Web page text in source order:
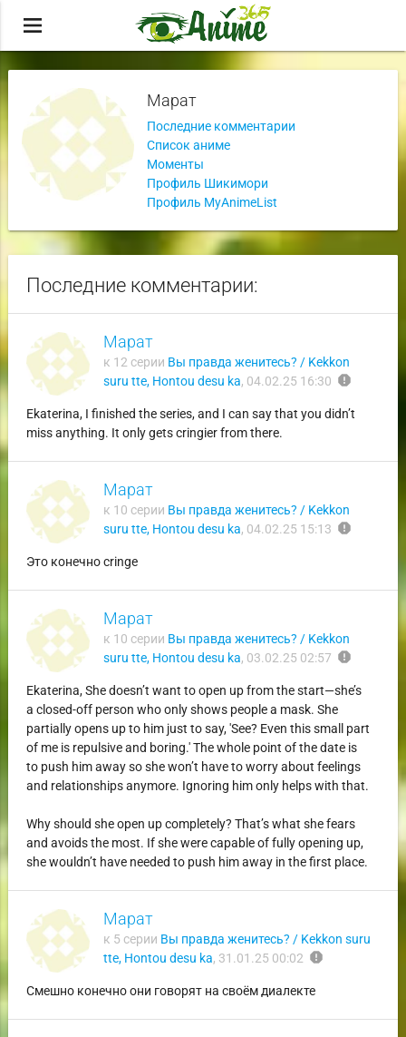
menu
Марат
Последние комментарии
Список аниме
Моменты
Профиль Шикимори
Профиль MyAnimeList
Последние комментарии:
Марат
к 12 серии Вы правда женитесь? / Kekkon
suru tte, Hontou desu ka, 04.02.25 16:30 report
Ekaterina, I finished the series, and I can say that you didn’t
miss anything. It only gets cringier from there.
Марат
к 10 серии Вы правда женитесь? / Kekkon
suru tte, Hontou desu ka, 04.02.25 15:13 report
Это конечно cringe
Марат
к 10 серии Вы правда женитесь? / Kekkon
suru tte, Hontou desu ka, 03.02.25 02:57 report
Ekaterina, She doesn’t want to open up from the start—she’s
a closed-off person who only shows people a mask. She
partially opens up to him just to say, 'See? Even this small part
of me is repulsive and boring.' The whole point of the date is
to push him away so she won’t have to worry about feelings
and relationships anymore. Ignoring him only helps with that.
Why should she open up completely? That’s what she fears
and avoids the most. If she were capable of fully opening up,
she wouldn’t have needed to push him away in the first place.
Марат
к 5 серии Вы правда женитесь? / Kekkon suru
tte, Hontou desu ka, 31.01.25 00:02 report
Смешно конечно они говорят на своём диалекте